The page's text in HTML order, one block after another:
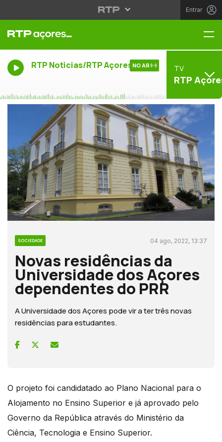
Entrar
RTP Noticias/RTP Açores NO AR TV
RTP
SOCIEDADE 04 ago, 2022, 13:37
Novas residências da
Universidade dos Açores
dependentes do PRR
A Universidade dos Açores pode vir a ter três novas
residências para estudantes.
O projeto foi candidatado ao Plano Nacional para o
Alojamento no Ensino Superior e já aprovado pelo
Governo da República através do Ministério da
Ciência, Tecnologia e Ensino Superior.